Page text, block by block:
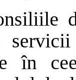
în